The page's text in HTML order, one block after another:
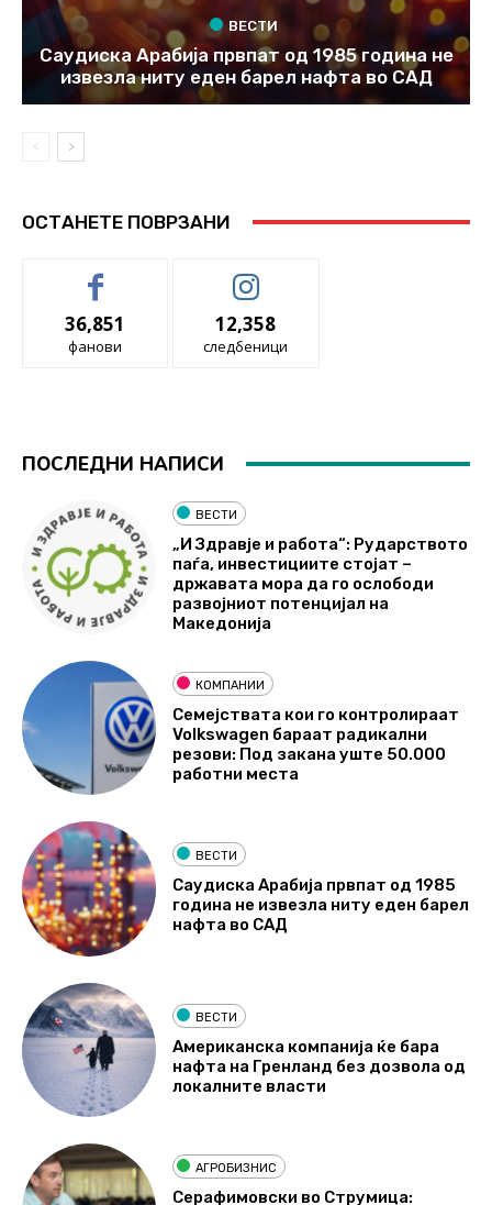
ВЕСТИ
Саудиска Арабија првпат од 1985 година не
извезла ниту еден барел нафта во САД
ОСТАНЕТЕ ПОВРЗАНИ
36,851
фанови
12,358
следбеници
ПОСЛЕДНИ НАПИСИ
ВЕСТИ
„И Здравје и работа“: Рударството
паѓа, инвестициите стојат –
државата мора да го ослободи
развојниот потенцијал на
Македонија
КОМПАНИИ
Семејствата кои го контролираат
Volkswagen бараат радикални
резови: Под закана уште 50.000
работни места
ВЕСТИ
Саудиска Арабија првпат од 1985
година не извезла ниту еден барел
нафта во САД
ВЕСТИ
Американска компанија ќе бара
нафта на Гренланд без дозвола од
локалните власти
АГРОБИЗНИС
Серафимовски во Струмица: